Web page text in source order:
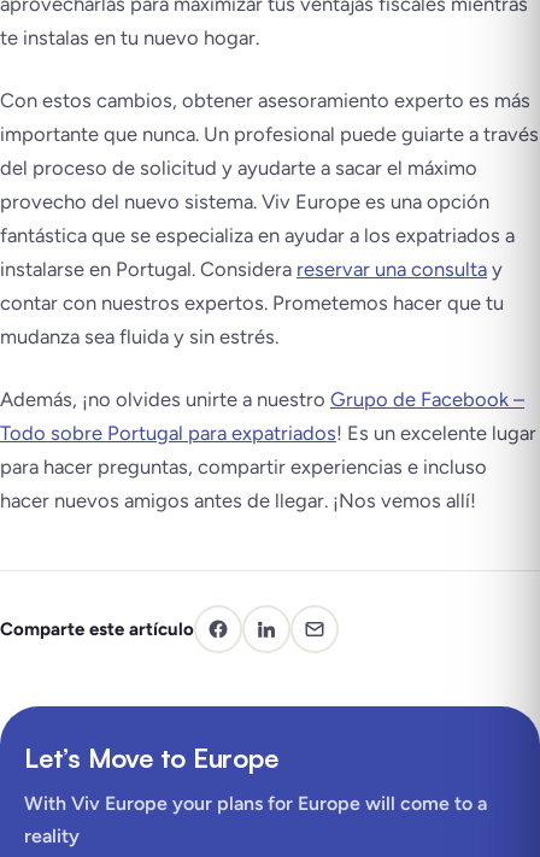
te instalas en tu nuevo hogar.
Con estos cambios, obtener asesoramiento experto es más
importante que nunca. Un profesional puede guiarte a través
del proceso de solicitud y ayudarte a sacar el máximo
provecho del nuevo sistema. Viv Europe es una opción
fantástica que se especializa en ayudar a los expatriados a
instalarse en Portugal. Considera reservar una consulta y
contar con nuestros expertos. Prometemos hacer que tu
mudanza sea fluida y sin estrés.
Además, ¡no olvides unirte a nuestro Grupo de Facebook –
Todo sobre Portugal para expatriados! Es un excelente lugar
para hacer preguntas, compartir experiencias e incluso
hacer nuevos amigos antes de llegar. ¡Nos vemos allí!
Comparte este artículo
Let’s Move to Europe
With Viv Europe your plans for Europe will come to a
reality